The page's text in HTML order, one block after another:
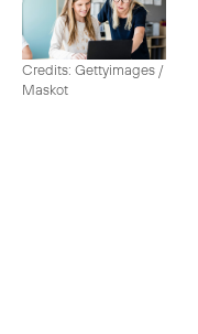
Credits: Gettyimages /
Maskot